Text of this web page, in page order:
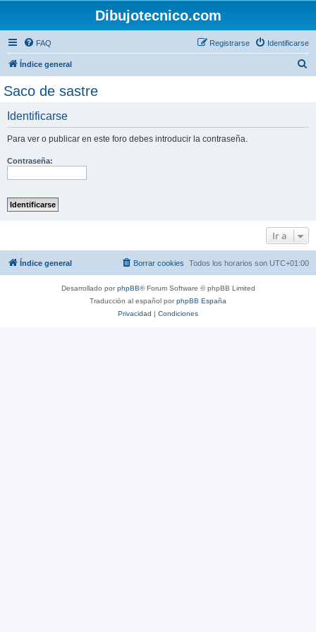
Dibujotecnico.com
FAQ Identificarse
Registrarse
Índice general
Saco de sastre
Identificarse
Para ver o publicar en este foro debes introducir la contraseña.
Contraseña:
Ir a
Índice general Todos los horarios son UTC+01:00
Borrar cookies
Desarrollado porphpBB® Forum Software © phpBB Limited
Traducción al español porphpBB España
Privacidad | Condiciones